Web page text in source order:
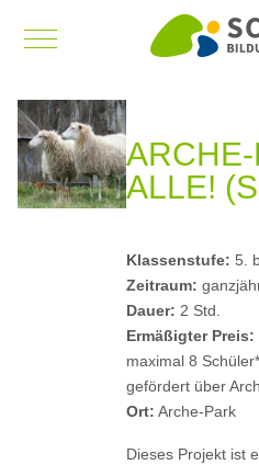
Mobile Menu Toggle
ALLE!
Klassenstufe: 5.
Zeitraum:
Dauer: 2 Std.
Ermäßigter Preis:
maximal 8
gefördert über
Ort: Arche-Park
Dieses Projekt ist